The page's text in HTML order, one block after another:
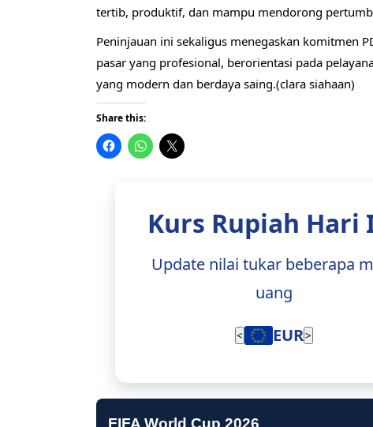
tertib, produktif, dan mampu mendorong
Peninjauan ini sekaligus menegaskan komitmen
pasar yang profesional, berorientasi pada
yang modern dan berdaya saing.(clara siahaan)
Share this:
Kurs Rupiah Hari
Update nilai tukar beberapa
uang
< EUR>